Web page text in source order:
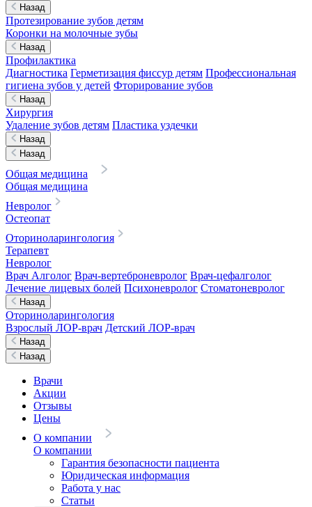
Назад
Протезирование зубов детям
Коронки на молочные зубы
Назад
Профилактика
Диагностика Герметизация фиссур детям Профессиональная
гигиена зубов у детей Фторирование зубов
Назад
Хирургия
Удаление зубов детям Пластика уздечки
Назад
Назад
Общая медицина
Общая медицина
Невролог
Остеопат
Оториноларингология
Терапевт
Невролог
Врач Алголог Врач-вертеброневролог Врач-цефалголог
Лечение лицевых болей Психоневролог Стоматоневролог
Назад
Оториноларингология
Взрослый ЛОР-врач Детский ЛОР-врач
Назад
Назад
Врачи
Акции
Отзывы
Цены
О компании
О компании
Гарантия безопасности пациента
Юридическая информация
Работа у нас
Статьи